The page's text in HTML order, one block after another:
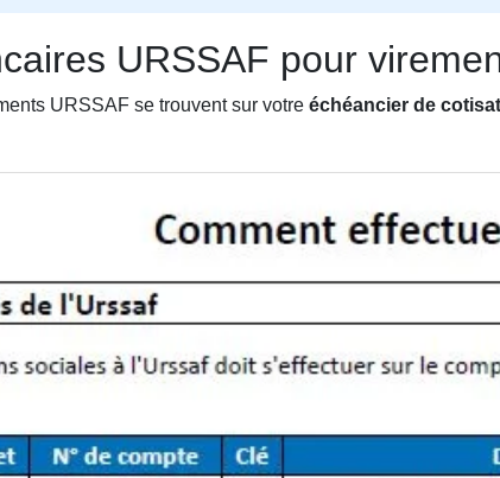
URSSAF pour
URSSAF se trouvent sur votre échéancier de